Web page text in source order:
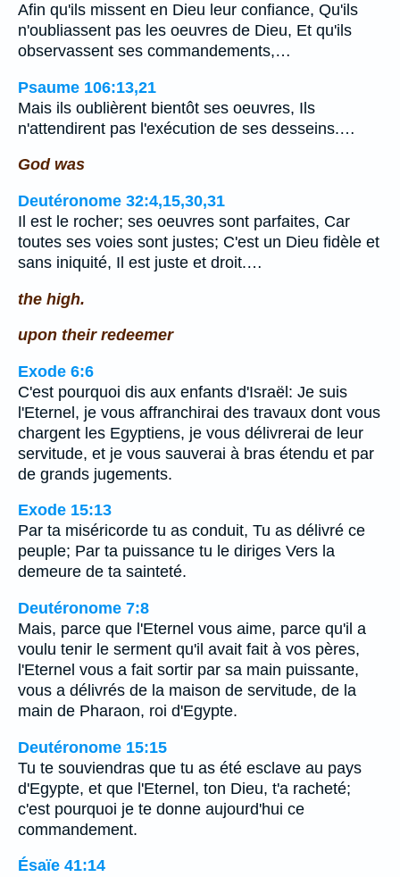
Afin qu'ils missent en Dieu leur confiance, Qu'ils
n'oubliassent pas les oeuvres de Dieu, Et qu'ils
observassent ses commandements,…
Psaume 106:13,21
Mais ils oublièrent bientôt ses oeuvres, Ils
n'attendirent pas l'exécution de ses desseins.…
God was
Deutéronome 32:4,15,30,31
Il est le rocher; ses oeuvres sont parfaites, Car
toutes ses voies sont justes; C'est un Dieu fidèle et
sans iniquité, Il est juste et droit.…
the high.
upon their redeemer
Exode 6:6
C'est pourquoi dis aux enfants d'Israël: Je suis
l'Eternel, je vous affranchirai des travaux dont vous
chargent les Egyptiens, je vous délivrerai de leur
servitude, et je vous sauverai à bras étendu et par
de grands jugements.
Exode 15:13
Par ta miséricorde tu as conduit, Tu as délivré ce
peuple; Par ta puissance tu le diriges Vers la
demeure de ta sainteté.
Deutéronome 7:8
Mais, parce que l'Eternel vous aime, parce qu'il a
voulu tenir le serment qu'il avait fait à vos pères,
l'Eternel vous a fait sortir par sa main puissante,
vous a délivrés de la maison de servitude, de la
main de Pharaon, roi d'Egypte.
Deutéronome 15:15
Tu te souviendras que tu as été esclave au pays
d'Egypte, et que l'Eternel, ton Dieu, t'a racheté;
c'est pourquoi je te donne aujourd'hui ce
commandement.
Ésaïe 41:14